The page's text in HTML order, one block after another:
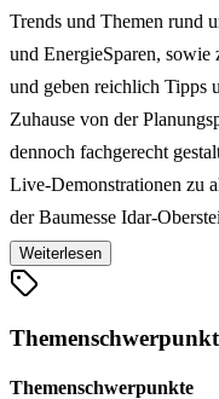
Trends und Themen rund
und EnergieSparen,
und geben reichlich Tipps
Zuhause von der
dennoch fachgerecht
Live-Demonstrationen zu
der Baumesse Idar-
Informationsmöglichkeiten.
der regionalen Bau- und
Hauseigentümer sowie
Baumesse Idar-Oberstein
Weiterlesen
Themenschwerpunkte